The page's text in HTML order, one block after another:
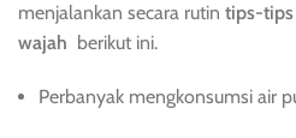
menjalankan secara rutin tips-tips
wajah berikut ini.
Perbanyak mengkonsumsi air